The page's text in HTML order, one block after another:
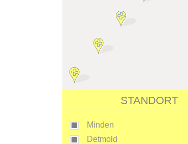
STANDORT
Minden
Detmold